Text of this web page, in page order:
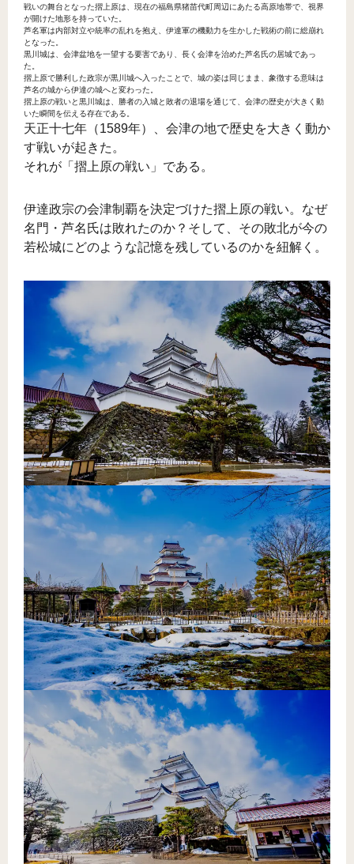
戦いの舞台となった摺上原は、現在の福島県猪苗代町周辺にあたる高原地帯で、視界
が開けた地形を持っていた。
芦名軍は内部対立や統率の乱れを抱え、伊達軍の機動力を生かした戦術の前に総崩れ
となった。
黒川城は、会津盆地を一望する要害であり、長く会津を治めた芦名氏の居城であっ
た。
摺上原で勝利した政宗が黒川城へ入ったことで、城の姿は同じまま、象徴する意味は
芦名の城から伊達の城へと変わった。
摺上原の戦いと黒川城は、勝者の入城と敗者の退場を通じて、会津の歴史が大きく動
いた瞬間を伝える存在である。
天正十七年（1589年）、会津の地で歴史を大きく動か
す戦いが起きた。
それが「摺上原の戦い」である。
伊達政宗の会津制覇を決定づけた摺上原の戦い。なぜ
名門・芦名氏は敗れたのか？そして、その敗北が今の
若松城にどのような記憶を残しているのかを紐解く。